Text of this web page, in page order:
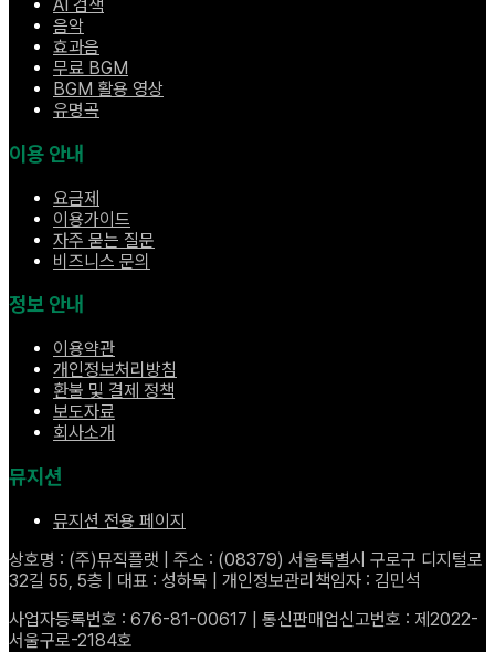
AI 검색
음악
효과음
무료 BGM
BGM 활용 영상
유명곡
이용 안내
요금제
이용가이드
자주 묻는 질문
비즈니스 문의
정보 안내
이용약관
개인정보처리방침
환불 및 결제 정책
보도자료
회사소개
뮤지션
뮤지션 전용 페이지
상호명 : (주)뮤직플랫 | 주소 : (08379) 서울특별시 구로구 디지털로
32길 55, 5층 | 대표 : 성하묵 | 개인정보관리책임자 : 김민석
사업자등록번호 : 676-81-00617 | 통신판매업신고번호 : 제2022-
서울구로-2184호